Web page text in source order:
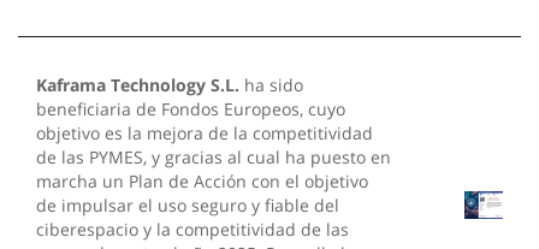
Kaframa Technology S.L. ha sido
beneficiaria de Fondos Europeos, cuyo
objetivo es la mejora de la competitividad
de las PYMES, y gracias al cual ha puesto en
marcha un Plan de Acción con el objetivo
de impulsar el uso seguro y fiable del
ciberespacio y la competitividad de las